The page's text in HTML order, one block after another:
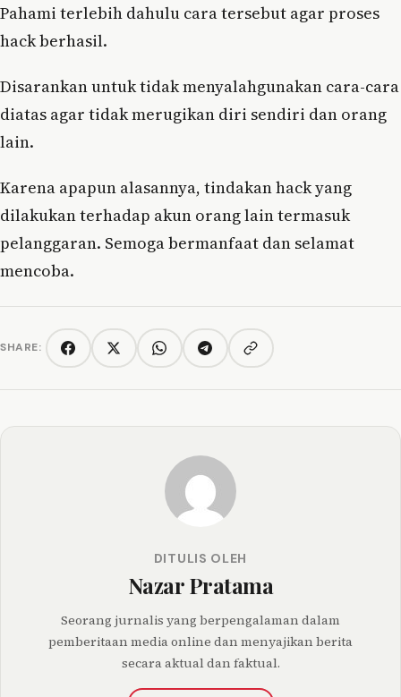
Pahami terlebih dahulu cara tersebut agar proses
hack berhasil.
Disarankan untuk tidak menyalahgunakan cara-cara
diatas agar tidak merugikan diri sendiri dan orang
lain.
Karena apapun alasannya, tindakan hack yang
dilakukan terhadap akun orang lain termasuk
pelanggaran. Semoga bermanfaat dan selamat
mencoba.
SHARE: FacebookTwitter/XWhatsAppTelegramCopy link
DITULIS OLEH
Nazar Pratama
Seorang jurnalis yang berpengalaman dalam
pemberitaan media online dan menyajikan berita
secara aktual dan faktual.